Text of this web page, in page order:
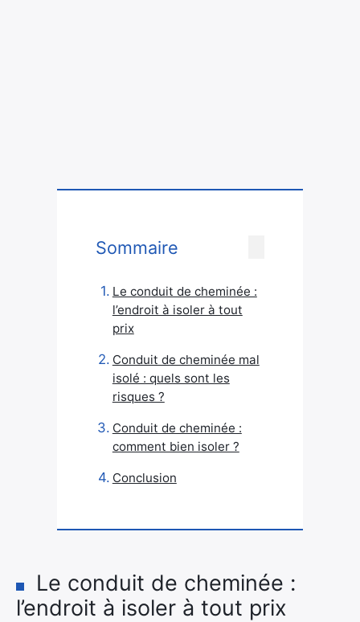
Sommaire
Le conduit de cheminée :
l’endroit à isoler à tout
prix
Conduit de cheminée mal
isolé : quels sont les
risques ?
Conduit de cheminée :
comment bien isoler ?
Conclusion
Le conduit de cheminée :
l’endroit à isoler à tout prix